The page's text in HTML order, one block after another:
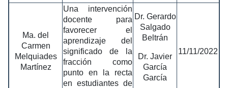
Ma. del
Carmen
Melquiades
Martínez
Una intervención
docente para
favorecer el
aprendizaje del
significado de la
fracción como
punto en la recta
en estudiantes de
Dr. Gerardo
Salgado
Beltrán
Dr. Javier
García
García
11/11/2022